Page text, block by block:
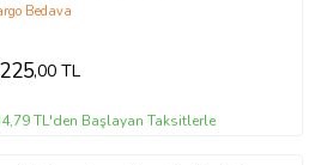
Bedava
,00 TL
TL'den Başlayan Taksitlerle